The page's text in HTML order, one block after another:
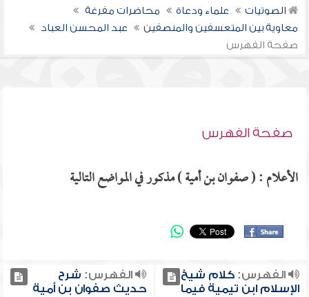
الصوتيات علماء ودعاة
محاضرات مفرغة
معاوية بين المتعسفين والمنصفين
عبد المحسن العباد
صفحة الفهرس
صفحة الفهرس
الأعلام : ( صفوان بن أمية ) مذكور في المواضع التالية
الفهرس:كلام شيخ
الإسلام ابن تيمية فيما
الفهرس: شرح
حديث صفوان بن أمية